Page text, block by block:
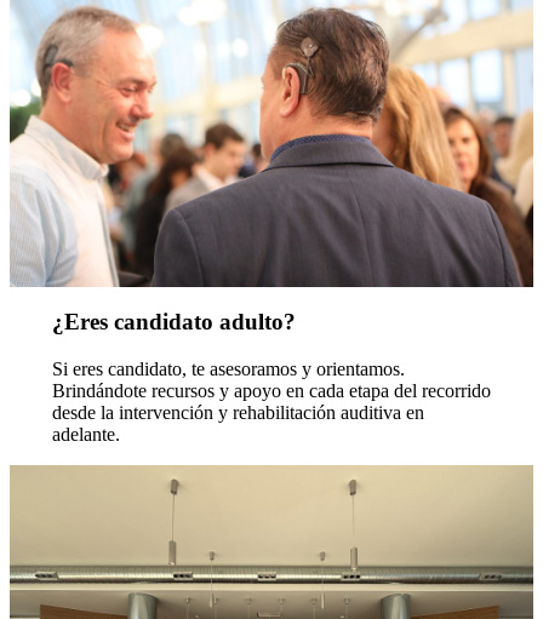
¿Eres candidato adulto?
Si eres candidato, te asesoramos y orientamos.
Brindándote recursos y apoyo en cada etapa del recorrido
desde la intervención y rehabilitación auditiva en
adelante.